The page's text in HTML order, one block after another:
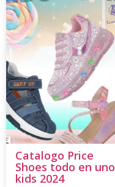
Catalogo Price
Shoes todo en uno
kids 2024